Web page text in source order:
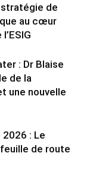
de
au cœur
: Dr Blaise
de la
une nouvelle
2026 : Le
de route